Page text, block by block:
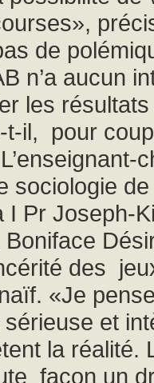
de
n’a aucun
les
t-il, pour
sociologie de
I Pr Joseph-
des
«Je
et
la réalité.
façon un